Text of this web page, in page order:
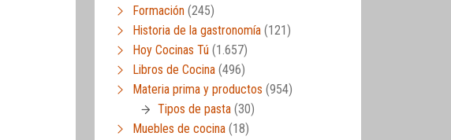
Formación (245)
Historia de la gastronomía (121)
Hoy Cocinas Tú (1.657)
Libros de Cocina (496)
Materia prima y productos (954)
Tipos de pasta (30)
Muebles de cocina (18)